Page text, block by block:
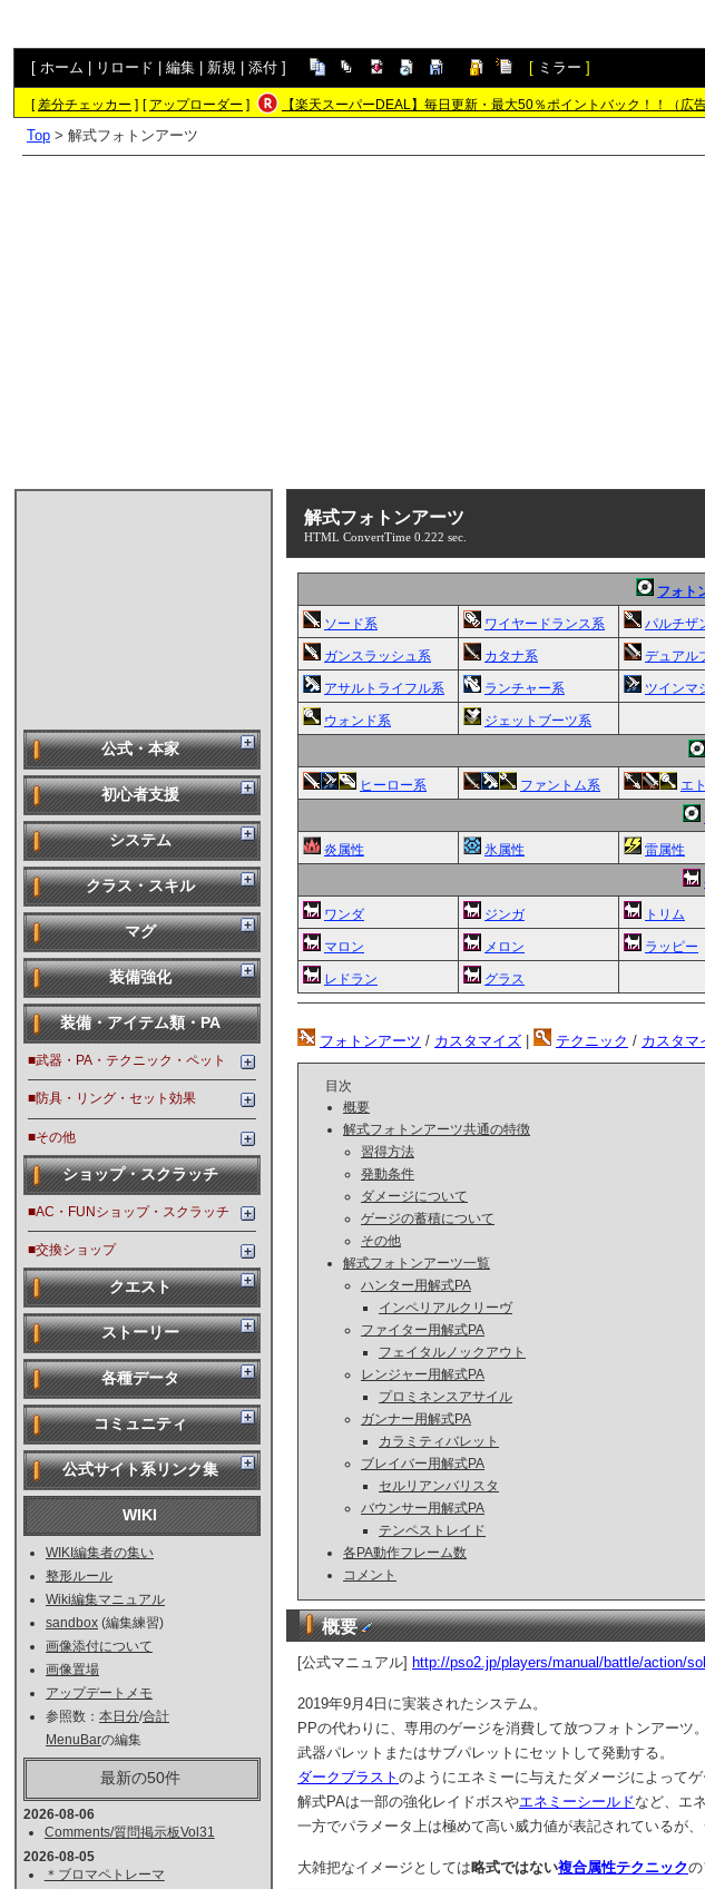
[ ホーム リロード 編集 新規 添付 ] [ ミラー ]
[差分チェッカー ] [ アップローダー ] 【楽天スーパーDEAL】毎日更新・最大50％ポイントバック！！（広告
Top > 解式フォトンアーツ
公式・本家
初心者支援
システム
クラス・スキル
マグ
装備強化
装備・アイテム類・PA
■武器・PA・テクニック・ペット
■防具・リング・セット効果
■その他
ショップ・スクラッチ
■AC・FUNショップ・スクラッチ
■交換ショップ
クエスト
ストーリー
各種データ
コミュニティ
公式サイト系リンク集
WIKI
WIKI編集者の集い
整形ルール
Wiki編集マニュアル
sandbox (編集練習)
画像添付について
画像置場
アップデートメモ
参照数： 本日分/合計
MenuBarの編集
最新の50件
2026-08-06
Comments/質問掲示板Vol31
2026-08-05
＊ブロマペトレーマ
解式フォトンアーツ
HTML ConvertTime 0.222 sec.
フォト
ソード系 ワイヤードランス系 パルチザ
ガンスラッシュ系 カタナ系 デュアル
アサルトライフル系 ランチャー系 ツインマ
ウォンド系 ジェットブーツ系
ヒーロー系 ファントム系 エ
炎属性 氷属性 雷属性
ワンダ ジンガ トリム
マロン メロン ラッピー
レドラン グラス
フォトンアーツ / カスタマイズ | テクニック / カスタマ
目次
概要
解式フォトンアーツ共通の特徴
習得方法
発動条件
ダメージについて
ゲージの蓄積について
その他
解式フォトンアーツ一覧
ハンター用解式PA
インペリアルクリーヴ
ファイター用解式PA
フェイタルノックアウト
レンジャー用解式PA
プロミネンスアサイル
ガンナー用解式PA
カラミティバレット
ブレイバー用解式PA
セルリアンバリスタ
バウンサー用解式PA
テンペストレイド
各PA動作フレーム数
コメント
概要
[公式マニュアル] http://pso2.jp/players/manual/battle/action/
2019年9月4日に実装されたシステム。
PPの代わりに、専用のゲージを消費して放つフォトンアーツ。
武器パレットまたはサブパレットにセットして発動する。
ダークブラスト のようにエネミーに与えたダメージによってゲ
解式PAは一部の強化レイドボスやエネミーシールドなど、エ
一方でパラメータ上は極めて高い威力値が表記されているが
大雑把なイメージとしては略式ではない複合属性テクニックの